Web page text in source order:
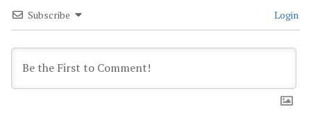
Subscribe Login